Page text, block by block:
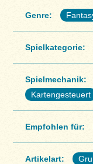
Genre:
Spielkategorie:
Spielmechanik:
Kartengesteuert
Empfohlen für:
Artikelart: